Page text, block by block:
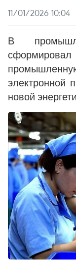
11/01/2026 10:04
В
электронной
новой